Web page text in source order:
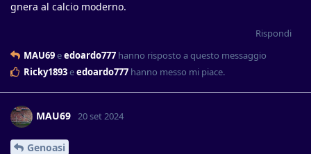
gnera al calcio moderno.
Rispondi
MAU69eedoardo777 hanno risposto a questo messaggio
Ricky1893eedoardo777 hanno messo mi piace.
MAU69 20 set 2024
Genoasi